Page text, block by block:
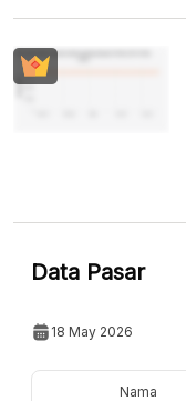
Data Pasar
18 May 2026
Nama